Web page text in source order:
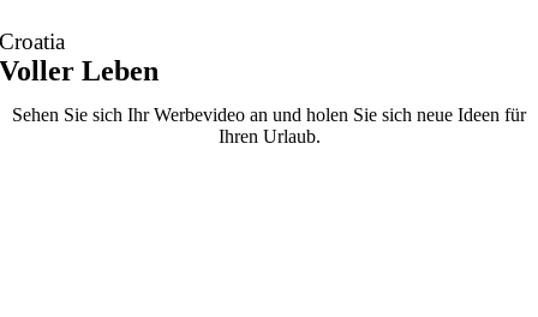
Croatia
Voller Leben
Sehen Sie sich Ihr Werbevideo an und holen Sie sich neue Ideen für
Ihren Urlaub.